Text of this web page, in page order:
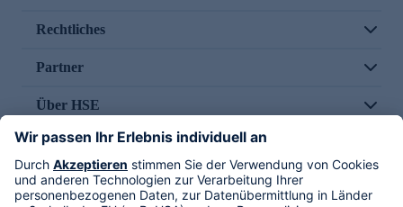
Rechtliches
Partner
Über HSE
Im TV
HSE International